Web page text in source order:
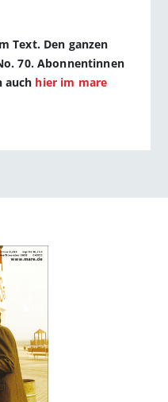
Text. Den ganzen
70. Abonnentinnen
auch hier im mare